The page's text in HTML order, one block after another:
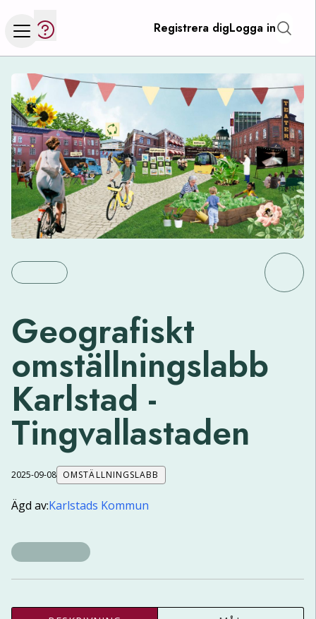
Registrera digLogga in
Geografiskt
omställningslabb
Karlstad -
Tingvallastaden
2025-09-08 OMSTÄLLNINGSLABB
Ägd av:Karlstads Kommun